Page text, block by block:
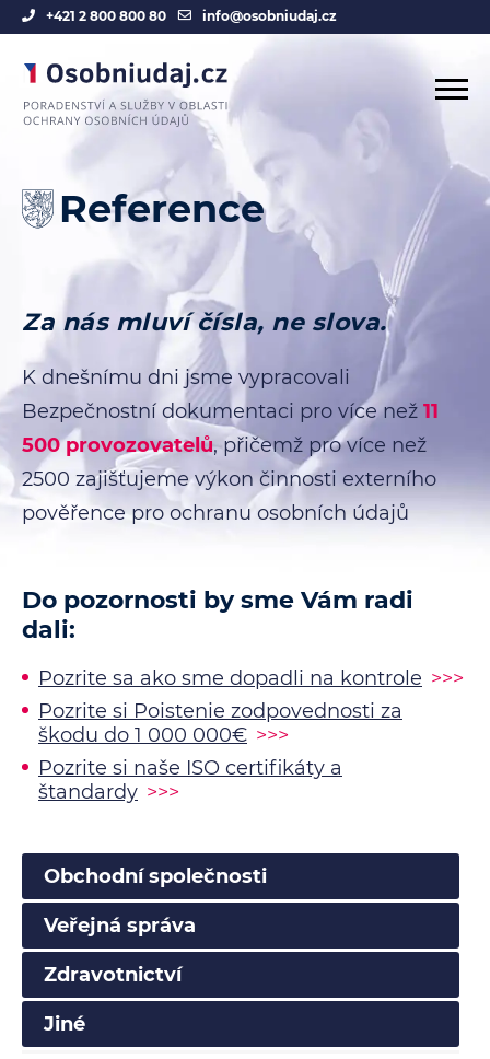
+421 2 800 800 80 info@osobniudaj.cz
Reference
Za nás mluví čísla, ne slova.
K dnešnímu dni jsme vypracovali
Bezpečnostní dokumentaci pro více než 11
500 provozovatelů, přičemž pro více než
2500 zajišťujeme výkon činnosti externího
pověřence pro ochranu osobních údajů
Do pozornosti by sme Vám radi
dali:
Pozrite sa ako sme dopadli na kontrole >>>
Pozrite si Poistenie zodpovednosti za
škodu do 1 000 000€ >>>
Pozrite si naše ISO certifikáty a
štandardy >>>
Obchodní společnosti
Veřejná správa
Zdravotnictví
Jiné